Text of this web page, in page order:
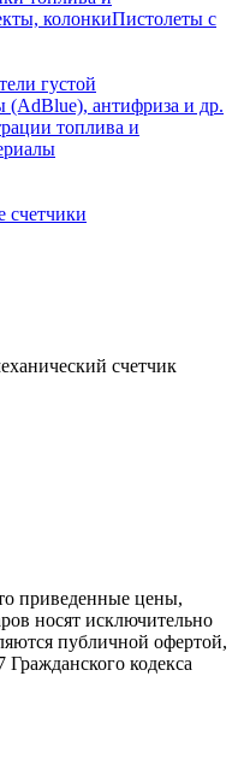
колонкиПистолеты с
густой
(AdBlue), антифриза и др.
топлива и
счетчики
счетчик
приведенные цены,
носят исключительно
публичной офертой,
кодекса